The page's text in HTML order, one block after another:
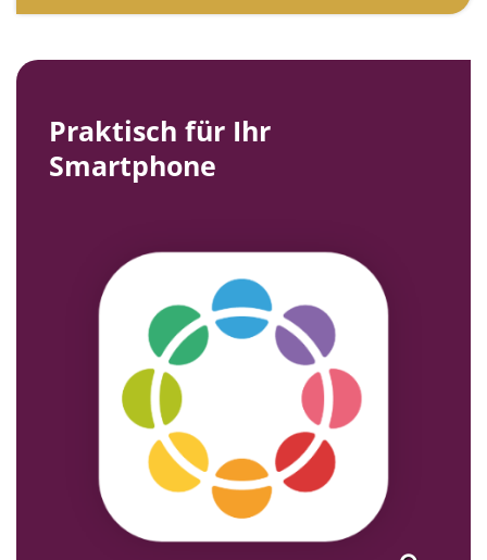
Praktisch für Ihr
Smartphone